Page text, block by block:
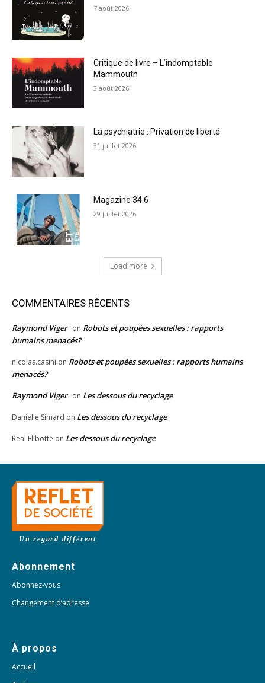
7 août 2026
Critique de livre – L’indomptable
Mammouth
3 août 2026
La psychiatrie : Privation de liberté
31 juillet 2026
Magazine 34.6
29 juillet 2026
Load more
COMMENTAIRES RÉCENTS
Raymond Viger on Robots et poupées sexuelles : rapports
humains menacés?
nicolas.casini on Robots et poupées sexuelles : rapports humains
menacés?
Raymond Viger on Les dessous du recyclage
Danielle Simard on Les dessous du recyclage
Real Flibotte on Les dessous du recyclage
Un regard différent
Abonnement
Abonnez-vous
Changement d’adresse
À propos
Accueil